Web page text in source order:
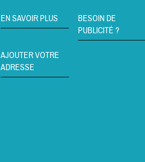
EN SAVOIR PLUS
BESOIN DE
PUBLICITÉ ?
AJOUTER VOTRE
ADRESSE